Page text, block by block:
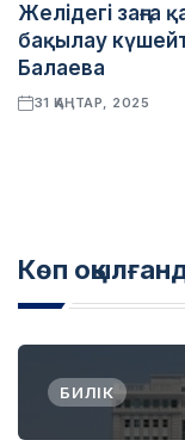
Желідегі заңға
бақылау
Балаева
31 ҚАҢТАР, 2025
Көп
БИЛІК